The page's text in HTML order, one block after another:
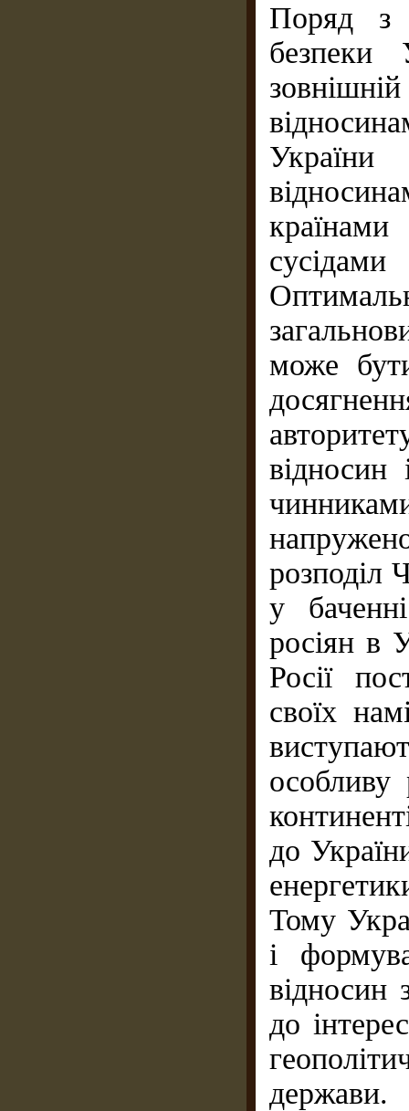
Поряд з
безпеки
може
відносин
розподіл
у
росіян в
Росії
своїх
до
Тому
і
відносин
до
держави.